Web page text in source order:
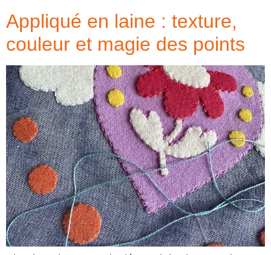
Appliqué en laine : texture,
couleur et magie des points